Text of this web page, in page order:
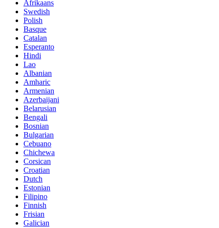
Afrikaans
Swedish
Polish
Basque
Catalan
Esperanto
Hindi
Lao
Albanian
Amharic
Armenian
Azerbaijani
Belarusian
Bengali
Bosnian
Bulgarian
Cebuano
Chichewa
Corsican
Croatian
Dutch
Estonian
Filipino
Finnish
Frisian
Galician